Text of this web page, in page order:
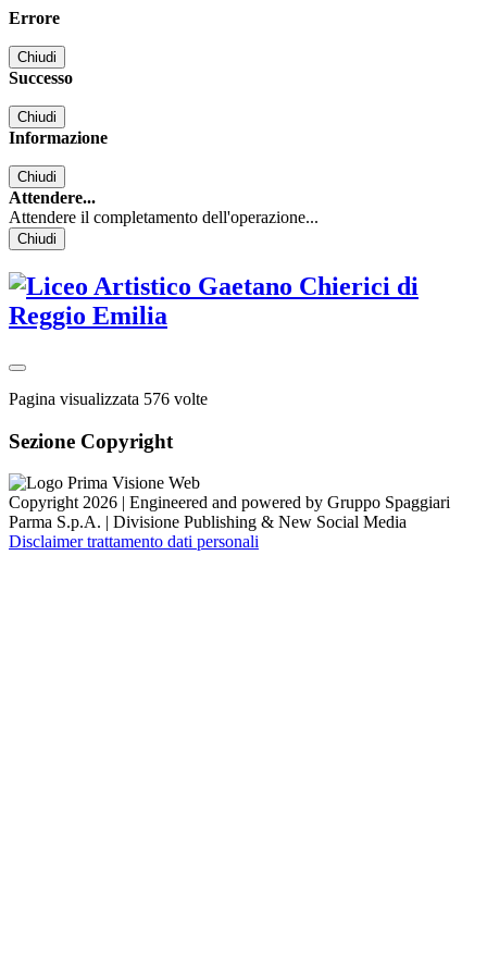
Errore
Chiudi
Successo
Chiudi
Informazione
Chiudi
Attendere...
Attendere il completamento dell'operazione...
Chiudi
Pagina visualizzata 576 volte
Sezione Copyright
Copyright 2026 | Engineered and powered by Gruppo Spaggiari
Parma S.p.A. | Divisione Publishing & New Social Media
Disclaimer trattamento dati personali